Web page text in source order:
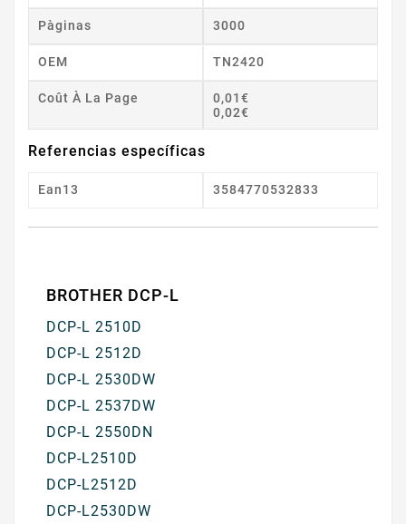
Pàginas 3000
OEM TN2420
Coût À La Page
0,01€
0,02€
Referencias específicas
Ean13 3584770532833
BROTHER DCP-L
DCP-L 2510D
DCP-L 2512D
DCP-L 2530DW
DCP-L 2537DW
DCP-L 2550DN
DCP-L2510D
DCP-L2512D
DCP-L2530DW